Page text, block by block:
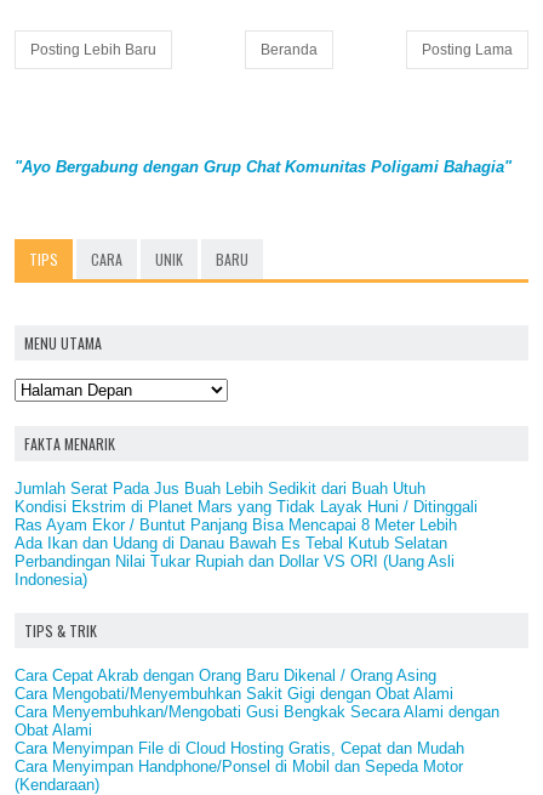
Posting Lebih Baru Posting Lama
Beranda
"Ayo Bergabung dengan Grup Chat Komunitas Poligami Bahagia"
TIPS CARA UNIK BARU
MENU UTAMA
FAKTA MENARIK
Jumlah Serat Pada Jus Buah Lebih Sedikit dari Buah Utuh
Kondisi Ekstrim di Planet Mars yang Tidak Layak Huni / Ditinggali
Ras Ayam Ekor / Buntut Panjang Bisa Mencapai 8 Meter Lebih
Ada Ikan dan Udang di Danau Bawah Es Tebal Kutub Selatan
Perbandingan Nilai Tukar Rupiah dan Dollar VS ORI (Uang Asli
Indonesia)
TIPS & TRIK
Cara Cepat Akrab dengan Orang Baru Dikenal / Orang Asing
Cara Mengobati/Menyembuhkan Sakit Gigi dengan Obat Alami
Cara Menyembuhkan/Mengobati Gusi Bengkak Secara Alami dengan
Obat Alami
Cara Menyimpan File di Cloud Hosting Gratis, Cepat dan Mudah
Cara Menyimpan Handphone/Ponsel di Mobil dan Sepeda Motor
(Kendaraan)